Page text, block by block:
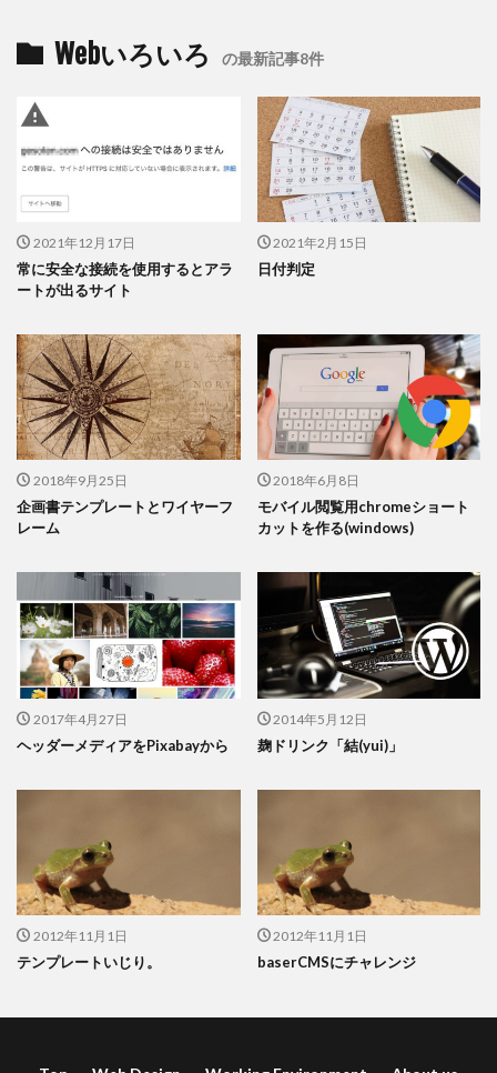
Webいろいろ の最新記事8件
2021年12月17日
常に安全な接続を使用するとアラ
ートが出るサイト
2021年2月15日
日付判定
2018年9月25日
企画書テンプレートとワイヤーフ
レーム
2018年6月8日
モバイル閲覧用chromeショート
カットを作る(windows)
2017年4月27日
ヘッダーメディアをPixabayから
2014年5月12日
麹ドリンク「結(yui)」
2012年11月1日
テンプレートいじり。
2012年11月1日
baserCMSにチャレンジ